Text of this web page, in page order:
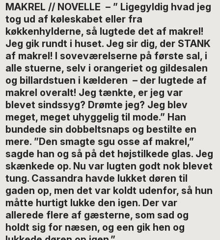
MAKREL // NOVELLE – ” Ligegyldig hvad jeg
tog ud af køleskabet eller fra
køkkenhylderne, så lugtede det af makrel!
Jeg gik rundt i huset. Jeg sir dig, der STANK
af makrel! I soveværelserne på første sal, i
alle stuerne, selv i orangeriet og gildesalen
og billardstuen i kælderen – der lugtede af
makrel overalt! Jeg tænkte, er jeg var
blevet sindssyg? Drømte jeg? Jeg blev
meget, meget uhyggelig til mode.” Han
bundede sin dobbeltsnaps og bestilte en
mere. ”Den smagte sgu osse af makrel,”
sagde han og så på det højstilkede glas. Jeg
skænkede op. Nu var lugten godt nok blevet
tung. Cassandra havde lukket døren til
gaden op, men det var koldt udenfor, så hun
måtte hurtigt lukke den igen. Der var
allerede flere af gæsterne, som sad og
holdt sig for næsen, og een gik hen og